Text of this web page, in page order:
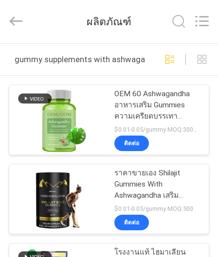
บ้าน
ผลิตภัณฑ์
เกี่ยว
ทัวร์
Biotechnology
Rights
ผลิตภัณฑ์
gummy supplements with ashwagandha ผลิตออนไลน์
OEM 60 Ashwagandha
อาหารเสริม Gummies
ความเครียดบรรเทา
ภูมิคุ้มกันพลังงาน
$0.01-0.05/gummy MOQ:30000 กัมมี่
ติดต่อ
ราคาขายเอง Shilajit
Gummies With
Ashwagandha เสริม
พลังงาน เสริมการออกกํา
ลังกาย เสริมภูมิคุ้มกัน
$0.01-0.05/gummy MOQ:500
ติดต่อ
โรงงานแท้ ไฮมาเลียน